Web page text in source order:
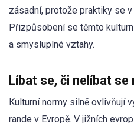
zásadní, protože praktiky se
Přizpůsobení se těmto
a smysluplné vztahy.
Líbat se, či nelíbat se
Kulturní normy silně ovlivňují
rande v Evropě. V jižních